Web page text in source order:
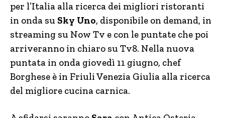
per l’Italia alla ricerca dei migliori ristoranti
in onda su Sky Uno, disponibile on demand, in
streaming su Now Tv e con le puntate che poi
arriveranno in chiaro su Tv8. Nella nuova
puntata in onda giovedì 11 giugno, chef
Borghese è in Friuli Venezia Giulia alla ricerca
del migliore cucina carnica.